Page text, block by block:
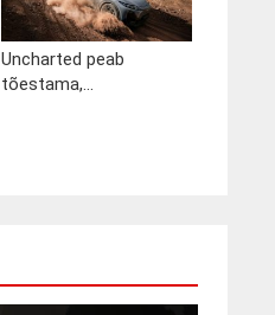
Uncharted peab
tõestama,...